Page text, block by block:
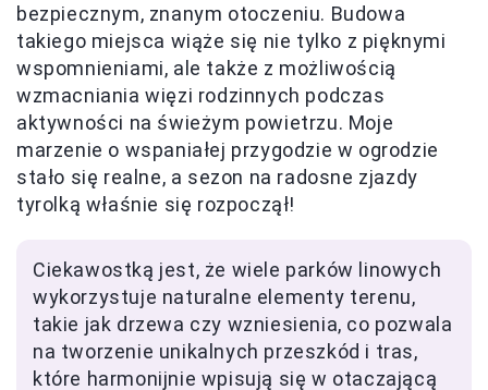
bezpiecznym, znanym otoczeniu. Budowa
takiego miejsca wiąże się nie tylko z pięknymi
wspomnieniami, ale także z możliwością
wzmacniania więzi rodzinnych podczas
aktywności na świeżym powietrzu. Moje
marzenie o wspaniałej przygodzie w ogrodzie
stało się realne, a sezon na radosne zjazdy
tyrolką właśnie się rozpoczął!
Ciekawostką jest, że wiele parków linowych
wykorzystuje naturalne elementy terenu,
takie jak drzewa czy wzniesienia, co pozwala
na tworzenie unikalnych przeszkód i tras,
które harmonijnie wpisują się w otaczającą